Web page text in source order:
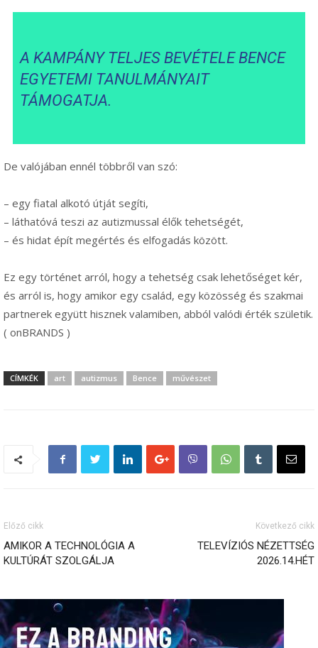
A KAMPÁNY TELJES BEVÉTELE BENCE
EGYETEMI TANULMÁNYAIT
TÁMOGATJA.
De valójában ennél többről van szó:
– egy fiatal alkotó útját segíti,
– láthatóvá teszi az autizmussal élők tehetségét,
– és hidat épít megértés és elfogadás között.
Ez egy történet arról, hogy a tehetség csak lehetőséget kér,
és arról is, hogy amikor egy család, egy közösség és szakmai
partnerek együtt hisznek valamiben, abból valódi érték születik.
( onBRANDS )
CÍMKÉK art autizmus Bence művészet
Előző cikk
AMIKOR A TECHNOLÓGIA A
KULTÚRÁT SZOLGÁLJA
Következő cikk
TELEVÍZIÓS NÉZETTSÉG
2026.14.HÉT